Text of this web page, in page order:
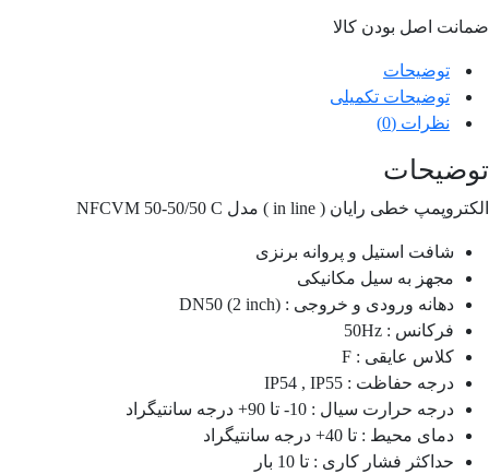
ضمانت اصل بودن کالا
توضیحات
توضیحات تکمیلی
نظرات (0)
توضیحات
الکتروپمپ خطی رایان ( in line ) مدل NFCVM 50-50/50 C
شافت استیل و پروانه برنزی
مجهز به سیل مکانیکی
دهانه ورودی و خروجی : DN50 (2 inch)
فرکانس : 50Hz
کلاس عایقی : F
درجه حفاظت : IP54 , IP55
درجه حرارت سیال : 10- تا 90+ درجه سانتیگراد
دمای محیط : تا 40+ درجه سانتیگراد
حداکثر فشار کاری : تا 10 بار